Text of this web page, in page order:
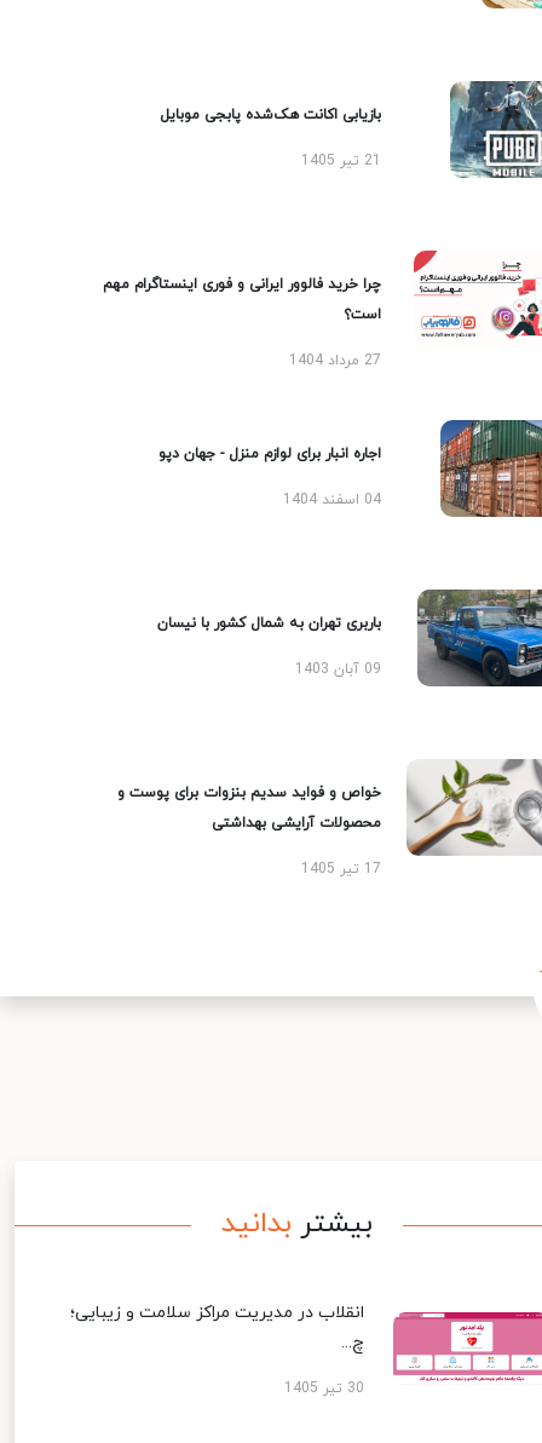
بازیابی اکانت هک‌شده پابجی موبایل
چرا خرید فالوور ایرانی و فوری اینستاگرام مهم
است؟
27 مرداد 1404
اجاره انبار برای لوازم منزل - جهان دپو
04 اسفند 1404
باربری تهران به شمال کشور با نیسان
09 آبان 1403
خواص و فواید سدیم بنزوات برای پوست و
محصولات آرایشی بهداشتی
17 تیر 1405
بیشتر بدانید
انقلاب در مدیریت مراکز سلامت و زیبایی؛
چ...
30 تیر 1405